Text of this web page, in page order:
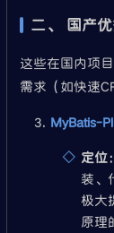
二、 国产
这些在国内项
需求（如快速
MyBatis-
定位：
装、
极大
原理